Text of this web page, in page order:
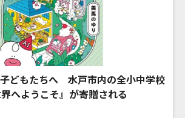
どもたちへ 水戸市内の全小中学校
へようこそ』が寄贈される